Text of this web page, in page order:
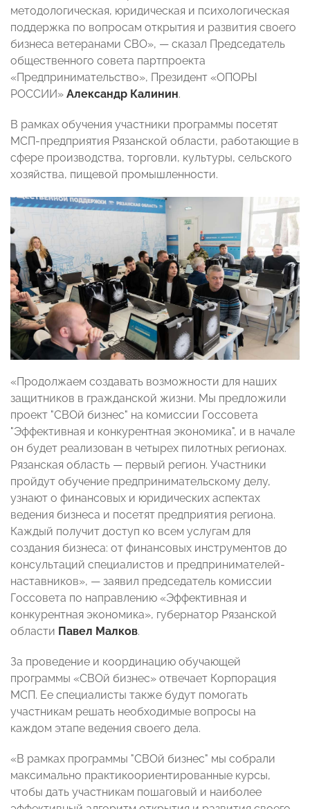
методологическая, юридическая и психологическая
поддержка по вопросам открытия и развития своего
бизнеса ветеранами СВО», — сказал Председатель
общественного совета партпроекта
«Предпринимательство», Президент «ОПОРЫ
РОССИИ» Александр Калинин.
В рамках обучения участники программы посетят
МСП-предприятия Рязанской области, работающие в
сфере производства, торговли, культуры, сельского
хозяйства, пищевой промышленности.
«Продолжаем создавать возможности для наших
защитников в гражданской жизни. Мы предложили
проект "СВОй бизнес" на комиссии Госсовета
"Эффективная и конкурентная экономика", и в начале
он будет реализован в четырех пилотных регионах.
Рязанская область — первый регион. Участники
пройдут обучение предпринимательскому делу,
узнают о финансовых и юридических аспектах
ведения бизнеса и посетят предприятия региона.
Каждый получит доступ ко всем услугам для
создания бизнеса: от финансовых инструментов до
консультаций специалистов и предпринимателей-
наставников», — заявил председатель комиссии
Госсовета по направлению «Эффективная и
конкурентная экономика», губернатор Рязанской
области Павел Малков.
За проведение и координацию обучающей
программы «СВОй бизнес» отвечает Корпорация
МСП. Ее специалисты также будут помогать
участникам решать необходимые вопросы на
каждом этапе ведения своего дела.
«В рамках программы "СВОй бизнес" мы собрали
максимально практикоориентированные курсы,
чтобы дать участникам пошаговый и наиболее